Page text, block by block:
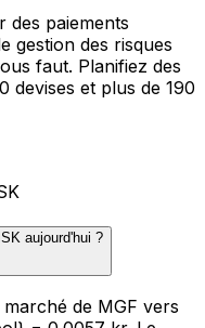
des paiements
gestion des risques
faut. Planifiez des
devises et plus de 190
aujourd'hui ?
de MGF vers